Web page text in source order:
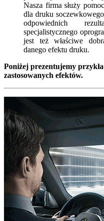
Nasza firma służy
dla druku
odpowiednich
specjalistycznego
jest też właściwe
danego efektu druku.
Poniżej prezentujemy
zastosowanych efektów.